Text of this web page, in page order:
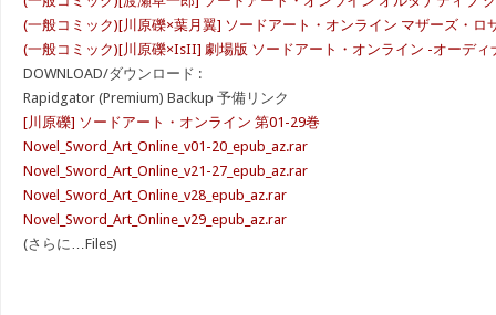
(一般コミック)[川原礫×葉月翼] ソードアート・オンライン マザーズ・ロ
(一般コミック)[川原礫×IsII] 劇場版 ソードアート・オンライン -オーディ
DOWNLOAD/ダウンロード :
Rapidgator (Premium) Backup 予備リンク
[川原礫] ソードアート・オンライン 第01-29巻
Novel_Sword_Art_Online_v01-20_epub_az.rar
Novel_Sword_Art_Online_v21-27_epub_az.rar
Novel_Sword_Art_Online_v28_epub_az.rar
Novel_Sword_Art_Online_v29_epub_az.rar
(さらに…Files)